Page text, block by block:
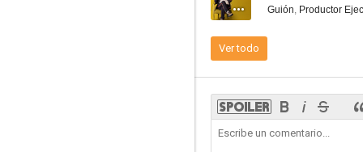
Los tres reyes malos
5.8
Guión, Productor
Ver todo